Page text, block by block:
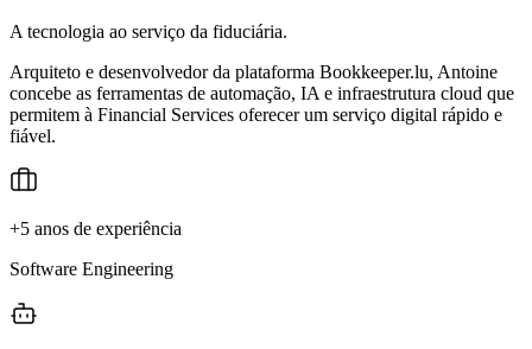
A tecnologia ao serviço da fiduciária.
Arquiteto e desenvolvedor da plataforma Bookkeeper.lu, Antoine
concebe as ferramentas de automação, IA e infraestrutura cloud que
permitem à Financial Services oferecer um serviço digital rápido e
fiável.
+5 anos de experiência
Software Engineering